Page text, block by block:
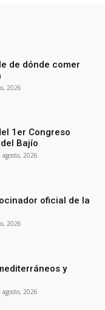
de dónde comer
2026
1er Congreso
Bajío
agosto, 2026
oficial de la
2026
y
agosto, 2026